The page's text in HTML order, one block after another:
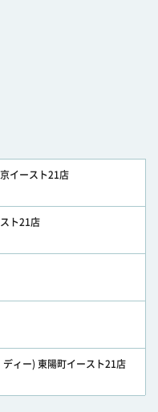
イースト21店
ト21店
ディー) 東陽町イースト21店